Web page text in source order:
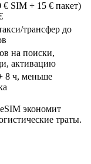
€ SIM + 15 € пакет)
трансфер до
на поиски,
активацию
8 ч, меньше
экономит
траты.